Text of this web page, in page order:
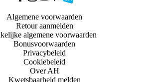
Algemene voorwaarden
Retour aanmelden
algemene voorwaarden
Bonusvoorwaarden
Privacybeleid
Cookiebeleid
Over AH
Kwetsbaarheid melden